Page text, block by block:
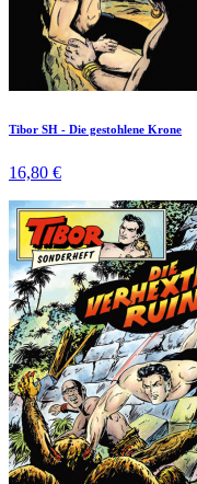
Tibor SH - Die gestohlene Krone
16,80 €